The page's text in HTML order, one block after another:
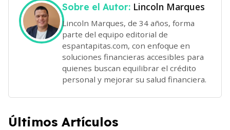
Sobre el Autor: Lincoln Marques
Lincoln Marques, de 34 años, forma
parte del equipo editorial de
espantapitas.com, con enfoque en
soluciones financieras accesibles para
quienes buscan equilibrar el crédito
personal y mejorar su salud financiera.
Últimos Artículos